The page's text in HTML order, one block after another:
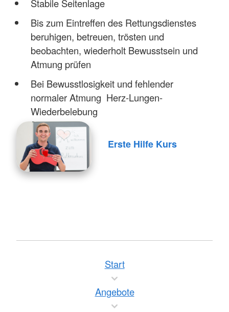
Stabile Seitenlage
Bis zum Eintreffen des Rettungsdienstes
beruhigen, betreuen, trösten und
beobachten, wiederholt Bewusstsein und
Atmung prüfen
Bei Bewusstlosigkeit und fehlender
normaler Atmung Herz-Lungen-
Wiederbelebung
Erste Hilfe Kurs
Start
Angebote